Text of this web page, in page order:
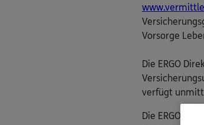
Vorsorge
Die ERGO
verfügt
Die ERGO